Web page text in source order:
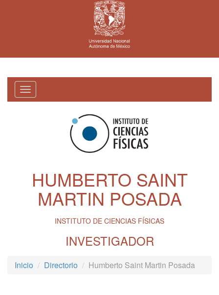
Toggle
navigation
HUMBERTO SAINT
MARTIN POSADA
INSTITUTO DE CIENCIAS FÍSICAS
INVESTIGADOR
Inicio Directorio Humberto Saint Martin Posada